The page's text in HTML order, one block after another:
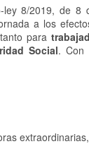
8/2019, de
a los
para
Social. Con